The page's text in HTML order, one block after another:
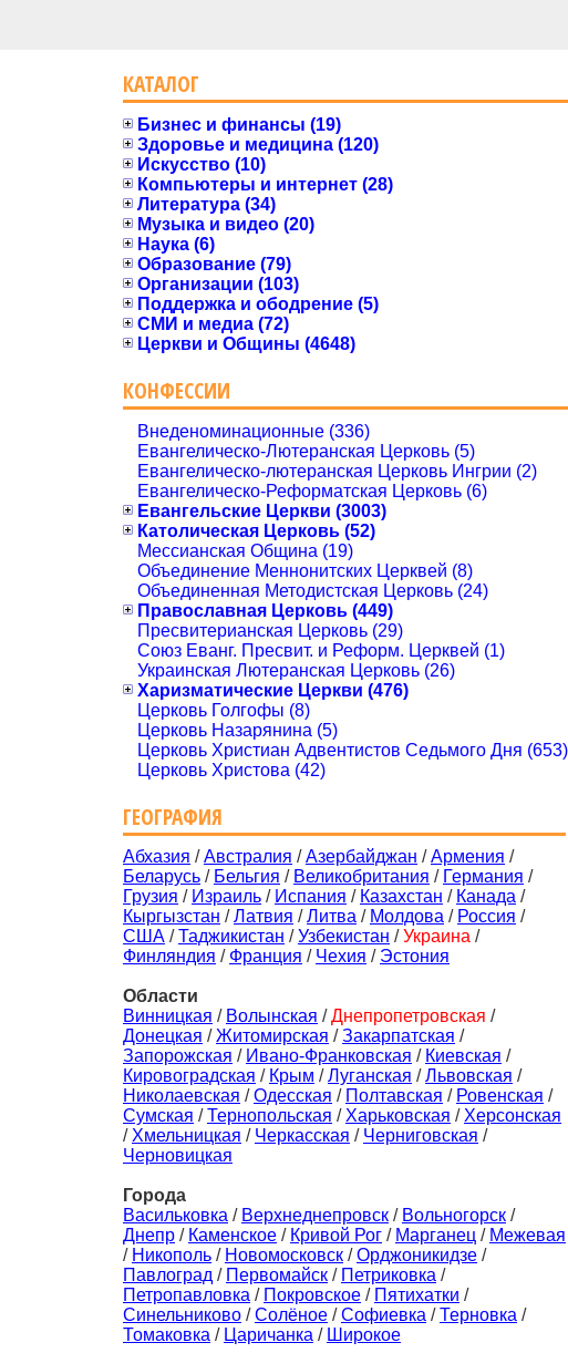
КАТАЛОГ
Бизнес и финансы (19)
Здоровье и медицина (120)
Искусство (10)
Компьютеры и интернет (28)
Литература (34)
Музыка и видео (20)
Наука (6)
Образование (79)
Организации (103)
Поддержка и ободрение (5)
СМИ и медиа (72)
Церкви и Общины (4648)
КОНФЕССИИ
Внеденоминационные (336)
Евангелическо-Лютеранская Церковь (5)
Евангелическо-лютеранская Церковь Ингрии (2)
Евангелическо-Реформатская Церковь (6)
Евангельские Церкви (3003)
Католическая Церковь (52)
Мессианская Община (19)
Объединение Меннонитских Церквей (8)
Объединенная Методистская Церковь (24)
Православная Церковь (449)
Пресвитерианская Церковь (29)
Союз Еванг. Пресвит. и Реформ. Церквей (1)
Украинская Лютеранская Церковь (26)
Харизматические Церкви (476)
Церковь Голгофы (8)
Церковь Назарянина (5)
Церковь Христиан Адвентистов Седьмого Дня (653)
Церковь Христова (42)
ГЕОГРАФИЯ
Абхазия /Австралия /Азербайджан /Армения /
Беларусь / Бельгия / Великобритания / Германия /
Грузия / Израиль / Испания / Казахстан / Канада /
Кыргызстан /Латвия /Литва / Молдова / Россия /
США /Таджикистан /Узбекистан /Украина /
Финляндия / Франция / Чехия / Эстония
Области
Винницкая / Волынская /Днепропетровская /
Донецкая /Житомирская /Закарпатская /
Запорожская / Ивано-Франковская / Киевская /
Кировоградская / Крым /Луганская /Львовская /
Николаевская /Одесская / Полтавская / Ровенская /
Сумская /Тернопольская / Харьковская / Херсонская
/ Хмельницкая / Черкасская / Черниговская /
Черновицкая
Города
Васильковка / Верхнеднепровск / Вольногорск /
Днепр / Каменское / Кривой Рог / Марганец / Межевая
/ Никополь / Новомосковск /Орджоникидзе /
Павлоград / Первомайск / Петриковка /
Петропавловка / Покровское / Пятихатки /
Синельниково /Солёное /Софиевка /Терновка /
Томаковка / Царичанка / Широкое